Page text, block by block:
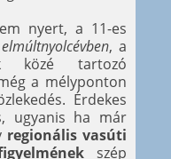
nyert, a 11-es
elmúltnyolcévben, a
közé tartozó
a mélyponton
Érdekes
ugyanis ha már
regionális vasúti
szép